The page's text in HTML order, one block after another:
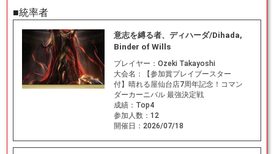
■統率者
意志を縛る者、ディハーダ/Dihada,
Binder of Wills
プレイヤー： Ozeki Takayoshi
大会名：
【参加賞プレイブースター
付】晴れる屋仙台店7周年記念！コマン
ダーカーニバル 最強決定戦
成績： Top4
参加人数： 12
開催日： 2026/07/18